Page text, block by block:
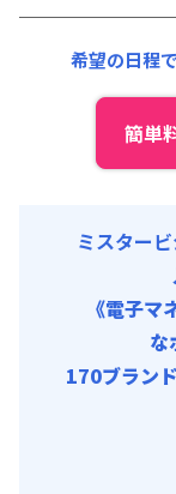
その他費用 :
希望の日程
簡単
ミスター
《電子
な
170ブラン